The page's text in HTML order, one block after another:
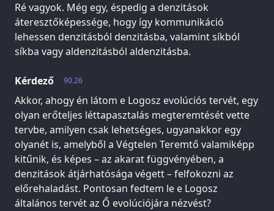
Ré vagyok. Még egy, éspedig a denzitások
áteresztőképessége, hogy így kommunikáció
lehessen denzitásból denzitásba, valamint síkból
síkba vagy aldenzitásból aldenzitásba.
90.26
Kérdező
Akkor, ahogy én látom e Logosz evolúciós tervét, egy
olyan erőteljes léttapasztalás megteremtését vette
tervbe, amilyen csak lehetséges, ugyanakkor egy
olyanét is, amelyből a Végtelen Teremtő valamiképp
kitűnik, és képes – az akarat függvényében, a
denzitások átjárhatósága végett – felfokozni az
előrehaladást. Pontosan fedtem le e Logosz
általános tervét az Ő evolúciójára nézvést?